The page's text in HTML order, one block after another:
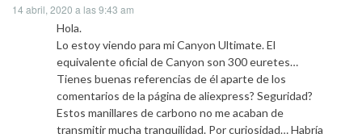
14 abril, 2020 a las 9:43 am
Hola.
Lo estoy viendo para mi Canyon Ultimate. El
equivalente oficial de Canyon son 300 euretes…
Tienes buenas referencias de él aparte de los
comentarios de la página de aliexpress? Seguridad?
Estos manillares de carbono no me acaban de
transmitir mucha tranquilidad. Por curiosidad… Habría